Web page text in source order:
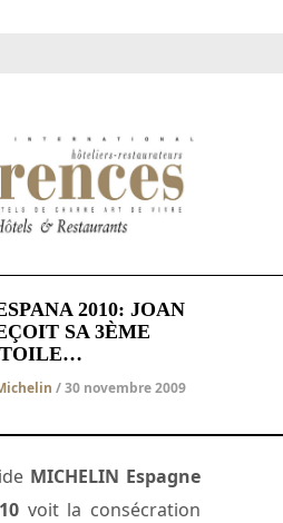
2010: JOAN
SA 3ÈME
/ 30 novembre 2009
MICHELIN Espagne
voit la consécration